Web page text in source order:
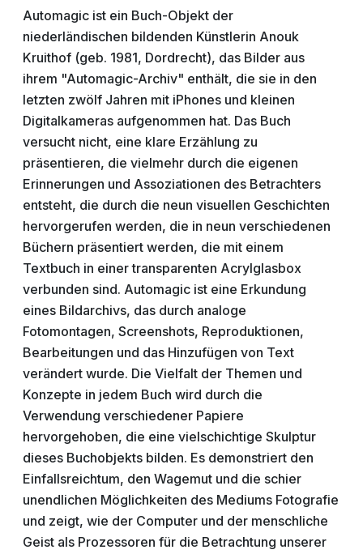
Automagic ist ein Buch-Objekt der
niederländischen bildenden Künstlerin Anouk
Kruithof (geb. 1981, Dordrecht), das Bilder aus
ihrem "Automagic-Archiv" enthält, die sie in den
letzten zwölf Jahren mit iPhones und kleinen
Digitalkameras aufgenommen hat. Das Buch
versucht nicht, eine klare Erzählung zu
präsentieren, die vielmehr durch die eigenen
Erinnerungen und Assoziationen des Betrachters
entsteht, die durch die neun visuellen Geschichten
hervorgerufen werden, die in neun verschiedenen
Büchern präsentiert werden, die mit einem
Textbuch in einer transparenten Acrylglasbox
verbunden sind. Automagic ist eine Erkundung
eines Bildarchivs, das durch analoge
Fotomontagen, Screenshots, Reproduktionen,
Bearbeitungen und das Hinzufügen von Text
verändert wurde. Die Vielfalt der Themen und
Konzepte in jedem Buch wird durch die
Verwendung verschiedener Papiere
hervorgehoben, die eine vielschichtige Skulptur
dieses Buchobjekts bilden. Es demonstriert den
Einfallsreichtum, den Wagemut und die schier
unendlichen Möglichkeiten des Mediums Fotografie
und zeigt, wie der Computer und der menschliche
Geist als Prozessoren für die Betrachtung unserer